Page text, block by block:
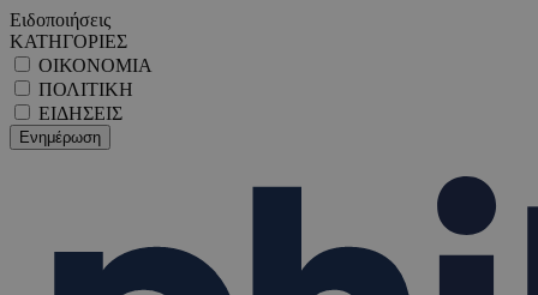
Ειδοποιήσεις
ΚΑΤΗΓΟΡΙΕΣ
ΟΙΚΟΝΟΜΙΑ
ΠΟΛΙΤΙΚΗ
ΕΙΔΗΣΕΙΣ